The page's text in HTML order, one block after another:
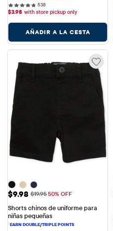
538538 reviews
$3.98 with store pickup only
AÑADIR A LA CESTA
Precio de venta: $9.98
$9.98 Precio original: $19.95
$19.9550% OFF
Shorts chinos de uniforme para
niñas pequeñas